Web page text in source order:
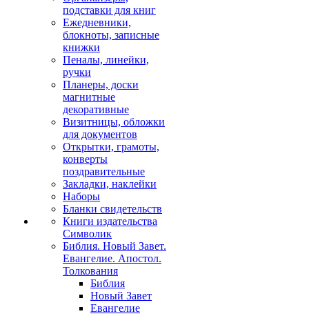
подставки для книг
Ежедневники,
блокноты, записные
книжки
Пеналы, линейки,
ручки
Планеры, доски
магнитные
декоративные
Визитницы, обложки
для документов
Открытки, грамоты,
конверты
поздравительные
Закладки, наклейки
Наборы
Бланки свидетельств
Книги издательства
Символик
Библия. Новый Завет.
Евангелие. Апостол.
Толкования
Библия
Новый Завет
Евангелие